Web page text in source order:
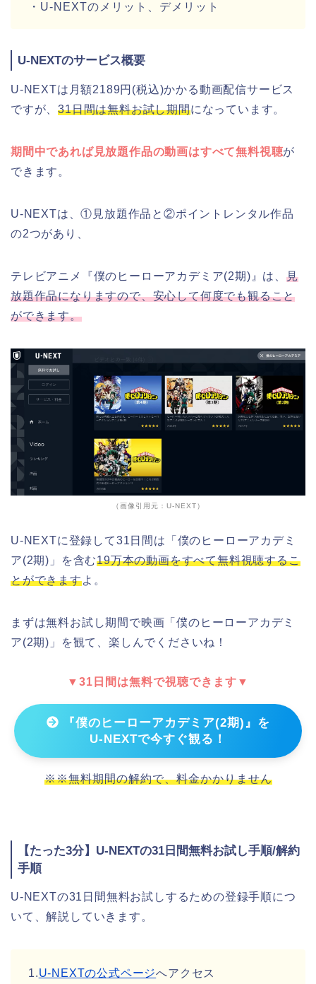
・U-NEXTのメリット、デメリット
U-NEXTのサービス概要
U-NEXTは月額2189円(税込)かかる動画配信サービス
ですが、31日間は無料お試し期間になっています。
期間中であれば見放題作品の動画はすべて無料視聴が
できます。
U-NEXTは、①見放題作品と②ポイントレンタル作品
の2つがあり、
テレビアニメ『僕のヒーローアカデミア(2期)』は、 見
放題作品になりますので、安心して何度でも観ること
ができます。
（画像引用元：U-NEXT）
U-NEXTに登録して31日間は「僕のヒーローアカデミ
ア(2期)」を含む19万本の動画をすべて無料視聴するこ
とができますよ。
まずは無料お試し期間で映画「僕のヒーローアカデミ
ア(2期)」を観て、楽しんでくださいね！
▼31日間は無料で視聴できます▼
『僕のヒーローアカデミア(2期)』を
U-NEXTで今すぐ観る！
※※無料期間の解約で、料金かかりません
【たった3分】U-NEXTの31日間無料お試し手順/解約
手順
U-NEXTの31日間無料お試しするための登録手順につ
いて、解説していきます。
1.U-NEXTの公式ページへアクセス